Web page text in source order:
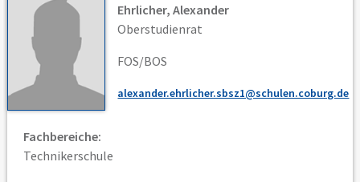
Ehrlicher, Alexander
Oberstudienrat
FOS/BOS
alexander.ehrlicher.sbsz1@schulen.coburg.de
Fachbereiche:
Technikerschule